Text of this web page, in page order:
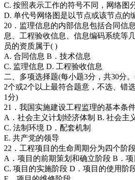
C. 按照表示工作的符号不同，网络图
D. 单代号网络图是以节点或该节点的
20．监理信息的内部信息包括合同信
息、工程验收信息、信息编码系统等
员的资质属于( )
A. 合同信息 B．技术信息
C. 监理信息 D. 工程验收信息
二、多项选择题(每小题3分，共30分
2个或2个以上最符合题意，不选、错
1分)
21．我国实施建设工程监理的基本条
A．社会主义计划经济体制 B. 社会主
C. 法制环境 D．配套机制
E. 共产党的领导
22．工程项目的生命周期分为四个阶
A．项目的前期策划和确立阶段 B．
C. 项目的实施阶段 D．项目的使用阶